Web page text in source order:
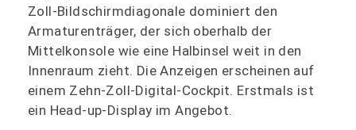
Zoll-Bildschirmdiagonale dominiert den
Armaturenträger, der sich oberhalb der
Mittelkonsole wie eine Halbinsel weit in den
Innenraum zieht. Die Anzeigen erscheinen auf
einem Zehn-Zoll-Digital-Cockpit. Erstmals ist
ein Head-up-Display im Angebot.